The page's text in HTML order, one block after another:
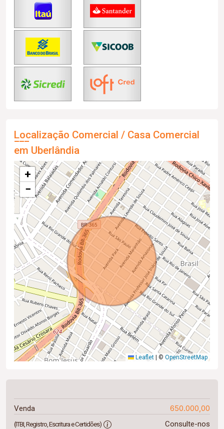
Localização Comercial / Casa Comercial
em Uberlândia
+
−
Leaflet | © OpenStreetMap
Venda 650.000,00
(ITBI, Registro, Escritura e Certidões) Consulte-nos